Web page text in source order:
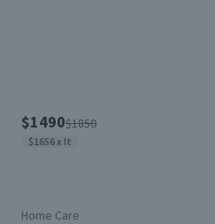
$1490$1850
$1656 x lt
Home Care